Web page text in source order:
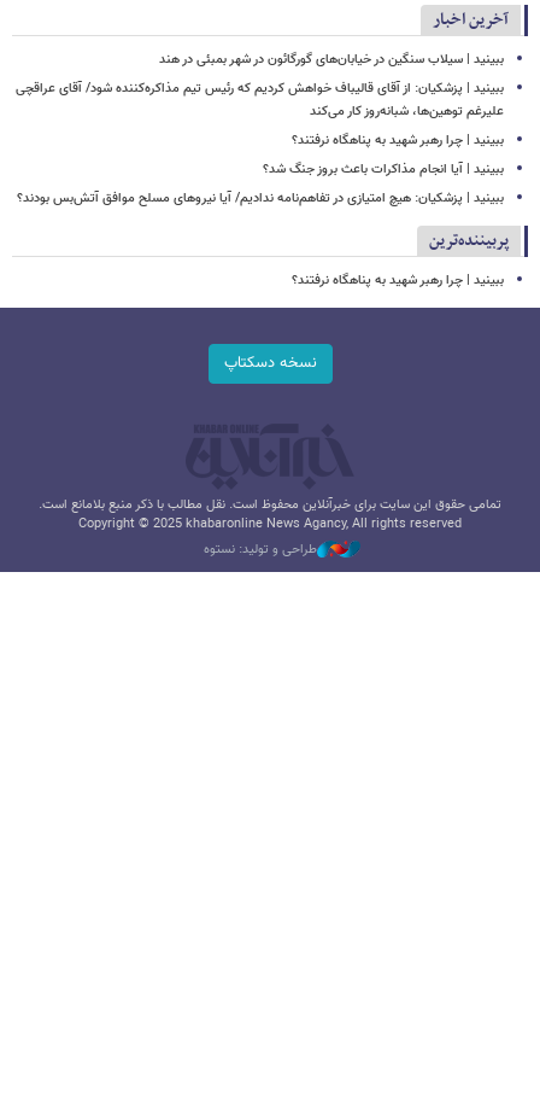
آخرین اخبار
ببینید | سیلاب‌ سنگین در خیابان‌های گورگائون در شهر بمبئی در هند
ببینید | پزشکیان: از آقای قالیباف خواهش کردیم که رئیس تیم مذاکره‌کننده شود/ آقای عراقچی
علیرغم توهین‌ها، شبانه‌روز کار می‌کند
ببینید | چرا رهبر شهید به پناهگاه نرفتند؟
ببینید | آیا انجام مذاکرات باعث بروز جنگ شد؟
ببینید | پزشکیان: هیچ امتیازی در تفاهم‌نامه ندادیم/ آیا نیروهای مسلح موافق آتش‌بس بودند؟
پربیننده‌ترین
ببینید | چرا رهبر شهید به پناهگاه نرفتند؟
نسخه دسکتاپ
تمامی حقوق این سایت برای خبرآنلاین محفوظ است. نقل مطالب با ذکر منبع بلامانع است.
Copyright © 2025 khabaronline News Agancy, All rights reserved
طراحی و تولید: نستوه